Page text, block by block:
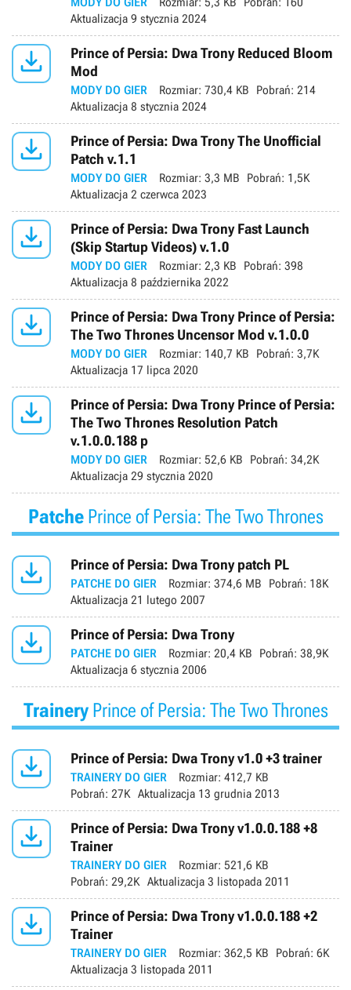
Aktualizacja 9 stycznia 2024

Prince of Persia: Dwa Trony Reduced Bloom
Mod
MODY DO GIER Rozmiar: 730,4 KB Pobrań: 214
Aktualizacja 8 stycznia 2024

Prince of Persia: Dwa Trony The Unofficial
Patch v.1.1
MODY DO GIER Rozmiar: 3,3 MB Pobrań: 1,5K
Aktualizacja 2 czerwca 2023

Prince of Persia: Dwa Trony Fast Launch
(Skip Startup Videos) v.1.0
MODY DO GIER Rozmiar: 2,3 KB Pobrań: 398
Aktualizacja 8 października 2022

Prince of Persia: Dwa Trony Prince of Persia:
The Two Thrones Uncensor Mod v.1.0.0
MODY DO GIER Rozmiar: 140,7 KB Pobrań: 3,7K
Aktualizacja 17 lipca 2020

Prince of Persia: Dwa Trony Prince of Persia:
The Two Thrones Resolution Patch
v.1.0.0.188 p
MODY DO GIER Rozmiar: 52,6 KB Pobrań: 34,2K
Aktualizacja 29 stycznia 2020
PatchePrince of Persia: The Two Thrones
 Prince of Persia: Dwa Trony patch PL
PATCHE DO GIER Rozmiar: 374,6 MB Pobrań: 18K
Aktualizacja 21 lutego 2007
 Prince of Persia: Dwa Trony
PATCHE DO GIER Rozmiar: 20,4 KB Pobrań: 38,9K
Aktualizacja 6 stycznia 2006
TraineryPrince of Persia: The Two Thrones
 Prince of Persia: Dwa Trony v1.0 +3 trainer
TRAINERY DO GIER Rozmiar: 412,7 KB
Pobrań: 27K Aktualizacja 13 grudnia 2013

Prince of Persia: Dwa Trony v1.0.0.188 +8
Trainer
TRAINERY DO GIER Rozmiar: 521,6 KB
Pobrań: 29,2K Aktualizacja 3 listopada 2011

Prince of Persia: Dwa Trony v1.0.0.188 +2
Trainer
TRAINERY DO GIER Rozmiar: 362,5 KB Pobrań: 6K
Aktualizacja 3 listopada 2011